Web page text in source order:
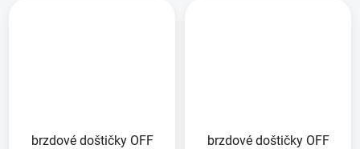
brzdové doštičky OFF
brzdové doštičky OFF